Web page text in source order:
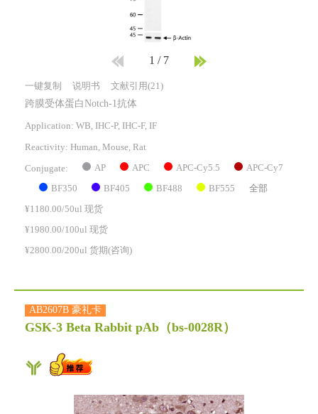
1 / 7
一键复制 说明书 文献引用(21)
跨膜受体蛋白Notch-1抗体
Application: WB, IHC-P, IHC-F, IF
Reactivity: Human, Mouse, Rat
Conjugate: AP APC APC-Cy5.5 APC-Cy7
BF350 BF405 BF488 BF555 全部
¥1180.00/50ul 现货
¥1980.00/100ul 现货
¥2800.00/200ul 货期(咨询)
AB2607B 豪礼卡
GSK-3 Beta Rabbit pAb （bs-0028R）